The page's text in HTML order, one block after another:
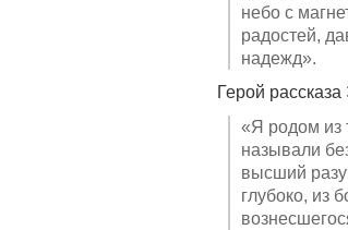
небо с
радостей,
надежд».
Герой
«Я родом из
называли
высший
глубоко, из